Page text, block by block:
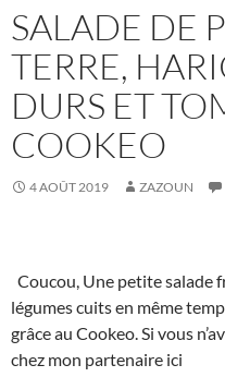
SALADE DE
TERRE,
DURS ET
COOKEO
4 AOÛT 2019 ZAZOUN
Coucou, Une petite salade
légumes cuits en même
grâce au Cookeo. Si vous
chez mon partenaire ici